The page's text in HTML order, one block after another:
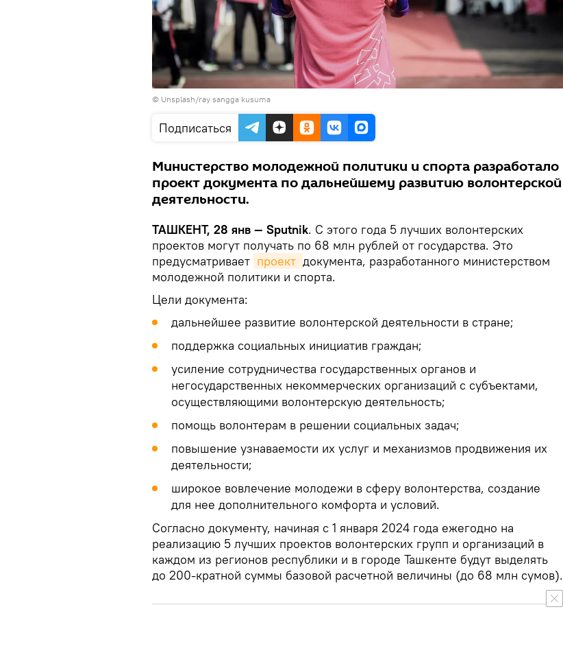
© Unsplash/ray sangga kusuma
Подписаться
Министерство молодежной политики и спорта разработало
проект документа по дальнейшему развитию волонтерской
деятельности.
ТАШКЕНТ, 28 янв — Sputnik. С этого года 5 лучших волонтерских
проектов могут получать по 68 млн рублей от государства. Это
предусматривает проект документа, разработанного министерством
молодежной политики и спорта.
Цели документа:
дальнейшее развитие волонтерской деятельности в стране;
поддержка социальных инициатив граждан;
усиление сотрудничества государственных органов и
негосударственных некоммерческих организаций с субъектами,
осуществляющими волонтерскую деятельность;
помощь волонтерам в решении социальных задач;
повышение узнаваемости их услуг и механизмов продвижения их
деятельности;
широкое вовлечение молодежи в сферу волонтерства, создание
для нее дополнительного комфорта и условий.
Согласно документу, начиная с 1 января 2024 года ежегодно на
реализацию 5 лучших проектов волонтерских групп и организаций в
каждом из регионов республики и в городе Ташкенте будут выделять
до 200-кратной суммы базовой расчетной величины (до 68 млн сумов).